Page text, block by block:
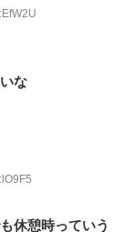
な
休憩時っていう